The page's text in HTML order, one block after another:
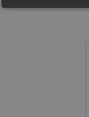
Unbedingt erforderliche